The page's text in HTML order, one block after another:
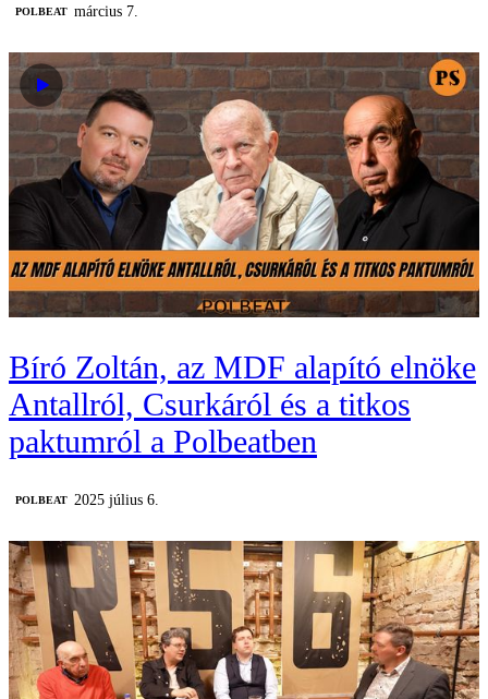
‎POLBEAT március 7.
Bíró Zoltán, az MDF alapító elnöke
Antallról, Csurkáról és a titkos
paktumról a Polbeatben
‎POLBEAT 2025 július 6.